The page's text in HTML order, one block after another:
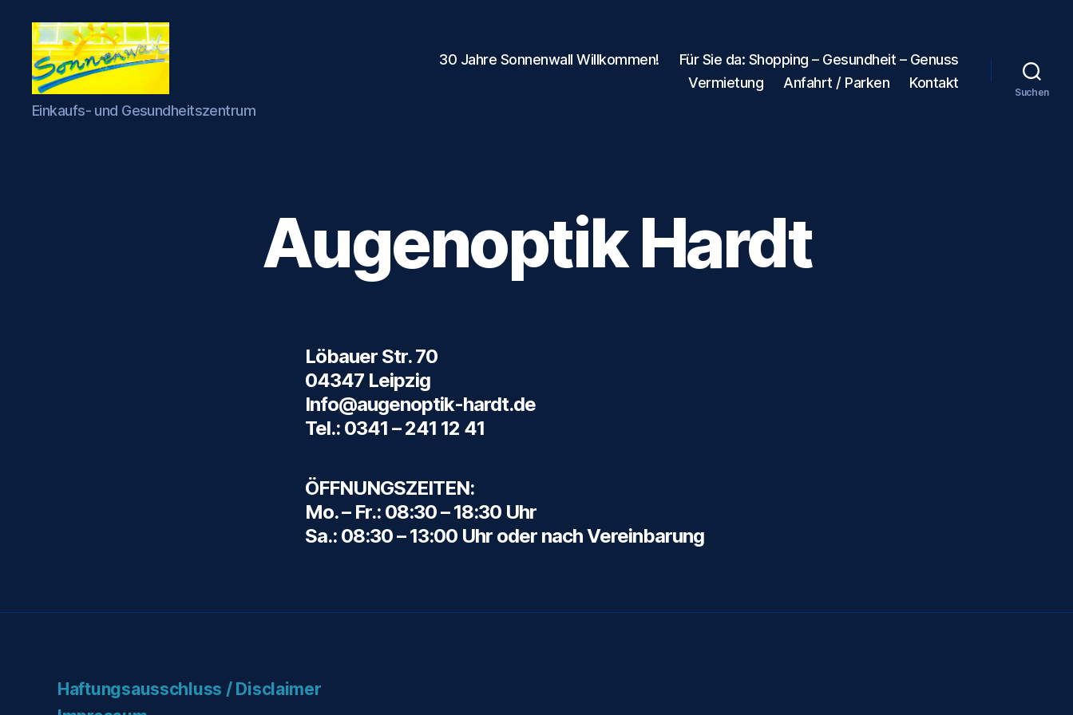
Einkaufs-
und
Einkaufs- und Gesundheitszentrum
30 Jahre Sonnenwall Willkommen!
Für Sie da: Shopping – Gesundheit – Genuss
Vermietung
Anfahrt / Parken Kontakt
Suchen
Augenoptik Hardt
Löbauer Str. 70
04347 Leipzig
Info@augenoptik-hardt.de
Tel.: 0341 – 241 12 41
ÖFFNUNGSZEITEN:
Mo. – Fr.: 08:30 – 18:30 Uhr
Sa.: 08:30 – 13:00 Uhr oder nach Vereinbarung
Haftungsausschluss / Disclaimer